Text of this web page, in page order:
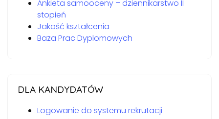
Ankieta samooceny – dziennikarstwo II
stopień
Jakość kształcenia
Baza Prac Dyplomowych
DLA KANDYDATÓW
Logowanie do systemu rekrutacji